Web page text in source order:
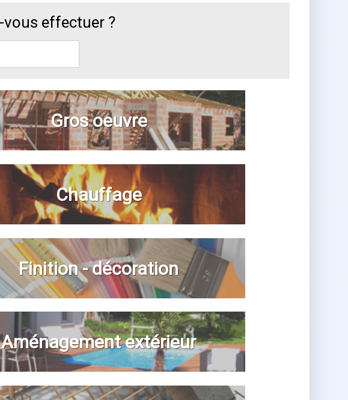
vous effectuer ?
Gros oeuvre
Chauffage
Finition - décoration
Aménagement extérieur